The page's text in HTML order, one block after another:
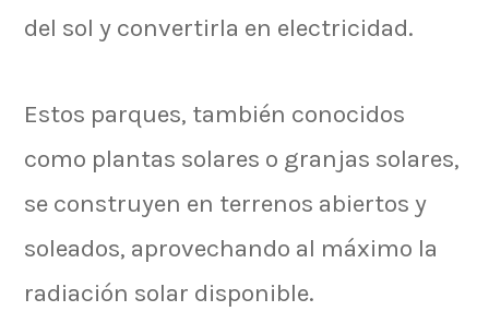
del sol y convertirla en electricidad.
Estos parques, también conocidos
como plantas solares o granjas solares,
se construyen en terrenos abiertos y
soleados, aprovechando al máximo la
radiación solar disponible.